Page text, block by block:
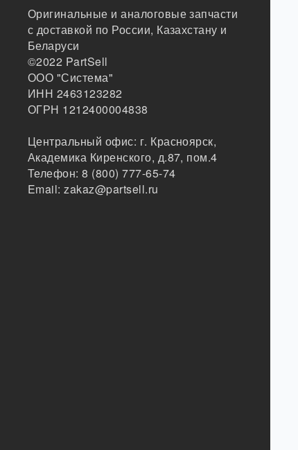
Оригинальные и аналоговые запчасти
с доставкой по России, Казахстану и
Беларуси
©2022 PartSell
ООО "Система"
ИНН 2463123282
ОГРН 1212400004838
Центральный офис: г. Красноярск,
Академика Киренского, д.87, пом.4
Телефон:8 (800) 777-65-74
Email:zakaz@partsell.ru